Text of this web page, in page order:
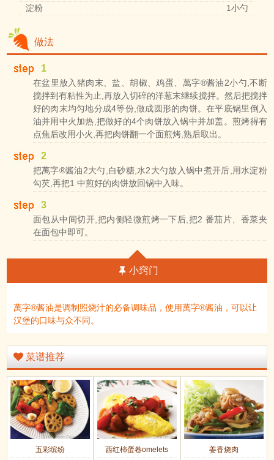
淀粉
1小勺
做法
1
在盆里放入猪肉末、盐、胡椒、鸡蛋、萬字®酱油2小勺,不断
搅拌到有粘性为止,再放入切碎的洋葱末继续搅拌。然后把搅拌
好的肉末均匀地分成4等份,做成圆形的肉饼。在平底锅里倒入
油并用中火加热,把做好的4个肉饼放入锅中并加盖。煎烤得有
点焦后改用小火,再把肉饼翻一个面煎烤,熟后取出。
2
把萬字®酱油2大勺,白砂糖,水2大勺放入锅中煮开后,用水淀粉
勾芡,再把1 中煎好的肉饼放回锅中入味。
3
面包从中间切开,把内侧轻微煎烤一下后,把2 番茄片、香菜夹
在面包中即可。
小窍门
萬字®酱油是调制照烧汁的必备调味品，使用萬字®酱油，可以让
汉堡的口味与众不同。
菜谱推荐
五彩缤纷 西红柿蛋卷omelets 姜香烧肉